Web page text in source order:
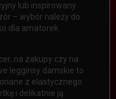
lub inspirowany
– wybór należy do
dla amatorek
na zakupy czy na
legginsy damskie to
z elastycznego
i delikatnie ją